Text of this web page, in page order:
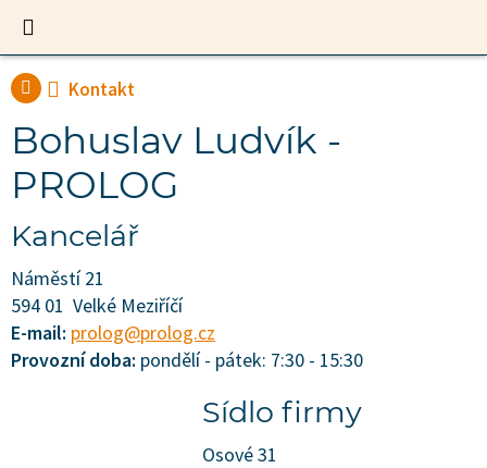
Kontakt
Bohuslav Ludvík -
PROLOG
Kancelář
Náměstí 21
594 01 Velké Meziříčí
E-mail: prolog@prolog.cz
Provozní doba: pondělí - pátek: 7:30 - 15:30
Sídlo firmy
Osové 31